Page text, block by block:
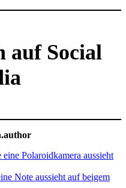
auf Social